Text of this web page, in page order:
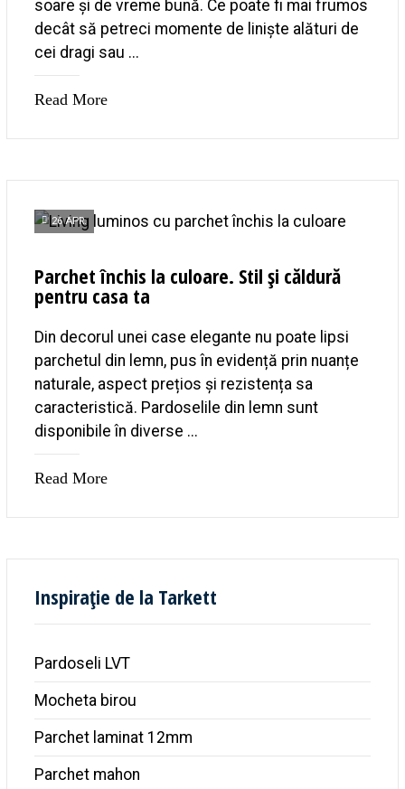
soare și de vreme bună. Ce poate fi mai frumos
decât să petreci momente de liniște alături de
cei dragi sau ...
Read More
26 APR.
Parchet închis la culoare. Stil și căldură
pentru casa ta
Din decorul unei case elegante nu poate lipsi
parchetul din lemn, pus în evidență prin nuanțe
naturale, aspect prețios și rezistența sa
caracteristică. Pardoselile din lemn sunt
disponibile în diverse ...
Read More
Inspirație de la Tarkett
Pardoseli LVT
Mocheta birou
Parchet laminat 12mm
Parchet mahon